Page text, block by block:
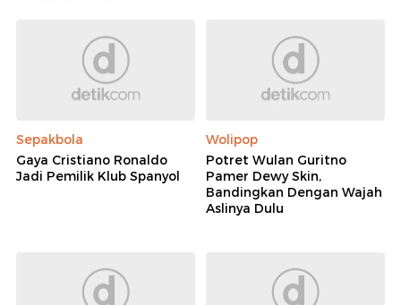
Sepakbola
Gaya Cristiano Ronaldo
Jadi Pemilik Klub Spanyol
Wolipop
Potret Wulan Guritno
Pamer Dewy Skin,
Bandingkan Dengan Wajah
Aslinya Dulu